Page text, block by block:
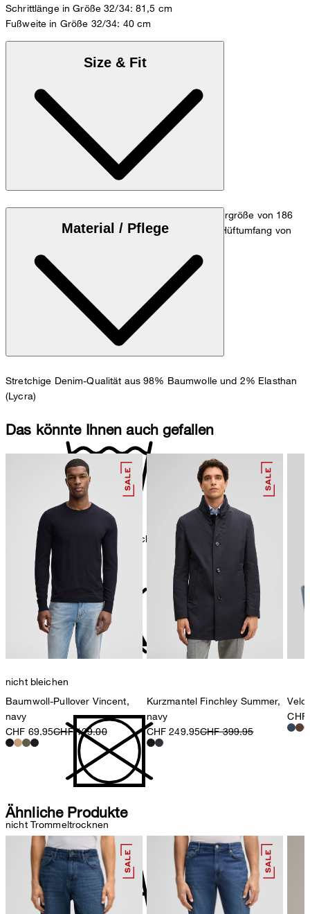
Schrittlänge in Größe 32/34: 81,5 cm
Fußweite in Größe 32/34: 40 cm
Size & Fit
Das Model trägt die Größe 32/32 bei einer Körpergröße von 186
cm, einem Taillenumfang von 84 cm und einem Hüftumfang von
Zum Jeans Guide
Material / Pflege
Stretchige Denim-Qualität aus 98% Baumwolle und 2% Elasthan
(Lycra)
Maschinenwäsche bei 30°C schonend
nicht bleichen
nicht Trommeltrocknen
Das könnte Ihnen auch gefallen
Baumwoll-Pullover Vincent,
navy
CHF 69.95CHF 129.00
Kurzmantel Finchley Summer,
navy
CHF 249.95CHF 399.95
Ähnliche Produkte